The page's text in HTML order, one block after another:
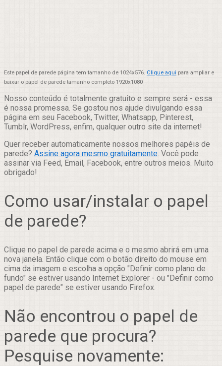
Este papel de parede página tem tamanho de 1024x576. Clique aqui para ampliar e
baixar o papel de parede tamanho completo 1920x1080
Nosso conteúdo é totalmente gratuito e sempre será - essa
é nossa promessa. Se gostou nos ajude divulgando essa
página em seu Facebook, Twitter, Whatsapp, Pinterest,
Tumblr, WordPress, enfim, qualquer outro site da internet!
Quer receber automaticamente nossos melhores papéis de
parede? Assine agora mesmo gratuitamente. Você pode
assinar via Feed, Email, Facebook, entre outros meios. Muito
obrigado!
Como usar/instalar o papel
de parede?
Clique no papel de parede acima e o mesmo abrirá em uma
nova janela. Então clique com o botão direito do mouse em
cima da imagem e escolha a opção "Definir como plano de
fundo" se estiver usando Internet Explorer - ou "Definir como
papel de parede" se estiver usando Firefox.
Não encontrou o papel de
parede que procura?
Pesquise novamente: